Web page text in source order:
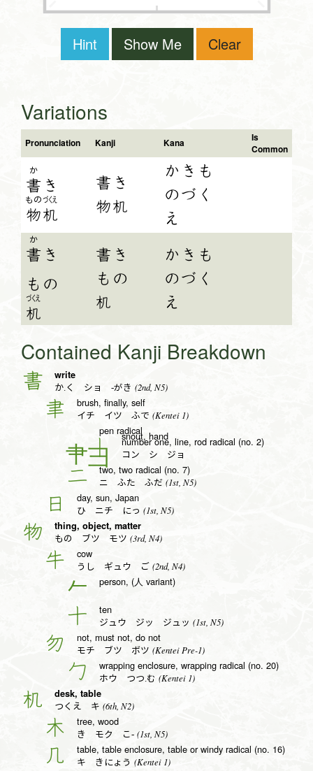
Hint Show Me Clear
Variations
Pronunciation Kanji Kana
Is
Common
か
書 き
もの
物
づくえ
机
書き
物机
かきも
のづく
え
か
書 き
も の
づくえ
机
書き
もの
机
かきも
のづく
え
Contained Kanji Breakdown
書 write
か.く ショ -がき (2nd, N5)
聿 brush, finally, self
イチ イツ ふで (Kentei 1)
pen radicalsnout, hand
丨 number one, line, rod radical (no. 2)
コン シ ジョ
二 two, two radical (no. 7)
ニ ふた ふだ (1st, N5)
日 day, sun, Japan
ひ ニチ にっ (1st, N5)
物 thing, object, matter
もの ブツ モツ (3rd, N4)
牛 cow
うし ギュウ ご (2nd, N4)
𠂉 person, (人 variant)
十 ten
ジュウ ジッ ジュッ (1st, N5)
勿 not, must not, do not
モチ ブツ ボツ (Kentei Pre-1)
勹 wrapping enclosure, wrapping radical (no. 20)
ホウ つつ.む (Kentei 1)
机 desk, table
つくえ キ (6th, N2)
木 tree, wood
き モク こ- (1st, N5)
几 table, table enclosure, table or windy radical (no. 16)
キ きにょう (Kentei 1)